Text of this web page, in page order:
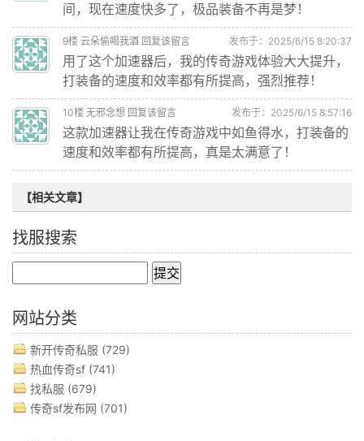
间，现在速度快多了，极品装备不再是梦！
9楼 云朵偷喝我酒 回复该留言 发布于：2025/6/15 8:20:37
用了这个加速器后，我的传奇游戏体验大大提升，
打装备的速度和效率都有所提高，强烈推荐！
10楼 无邪念想 回复该留言 发布于：2025/6/15 8:57:16
这款加速器让我在传奇游戏中如鱼得水，打装备的
速度和效率都有所提高，真是太满意了！
【相关文章】
找服搜索
网站分类
新开传奇私服 (729)
热血传奇sf (741)
找私服 (679)
传奇sf发布网 (701)